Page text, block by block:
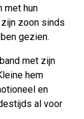
met hun
zoon sinds
gezien.
met zijn
hem
en
al voor